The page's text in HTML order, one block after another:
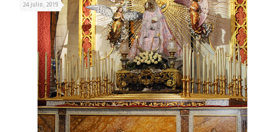
24 julio, 2019